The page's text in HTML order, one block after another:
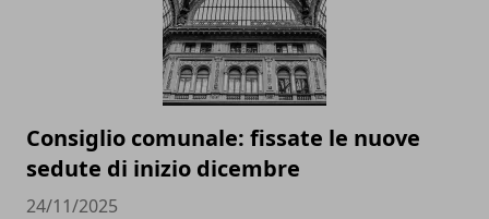
Consiglio comunale: fissate le nuove
sedute di inizio dicembre
24/11/2025